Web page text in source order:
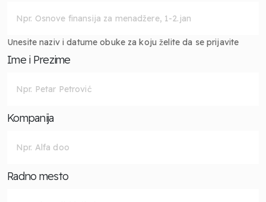
Unesite naziv i datume obuke za koju želite da se prijavite
Ime i Prezime
Kompanija
Radno mesto